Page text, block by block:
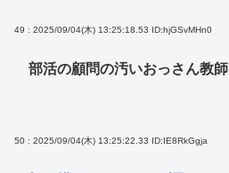
49 : 2025/09/04(木) 13:25:18.53 ID:hjGSvMHn0
部活の顧問の汚いおっさん教師
50 : 2025/09/04(木) 13:25:22.33 ID:IE8RkGgja